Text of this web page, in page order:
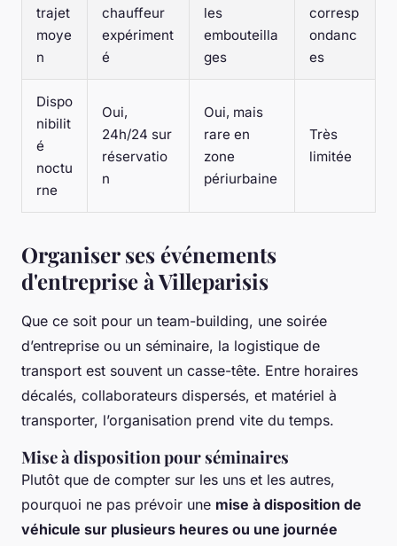
trajet
moye
n
chauffeur
expériment
é
les
embouteilla
ges
corresp
ondanc
es
Dispo
nibilit
é
noctu
rne
Oui,
24h/24 sur
réservatio
n
Oui, mais
rare en
zone
périurbaine
Très
limitée
Organiser ses événements
d'entreprise à Villeparisis
Que ce soit pour un team-building, une soirée
d’entreprise ou un séminaire, la logistique de
transport est souvent un casse-tête. Entre horaires
décalés, collaborateurs dispersés, et matériel à
transporter, l’organisation prend vite du temps.
Mise à disposition pour séminaires
Plutôt que de compter sur les uns et les autres,
pourquoi ne pas prévoir une mise à disposition de
véhicule sur plusieurs heures ou une journée